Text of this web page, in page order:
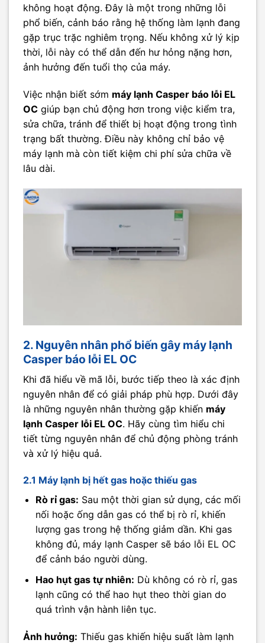
không hoạt động. Đây là một trong những lỗi
phổ biến, cảnh báo rằng hệ thống làm lạnh đang
gặp trục trặc nghiêm trọng. Nếu không xử lý kịp
thời, lỗi này có thể dẫn đến hư hỏng nặng hơn,
ảnh hưởng đến tuổi thọ của máy.
Việc nhận biết sớm máy lạnh Casper báo lỗi EL
OC giúp bạn chủ động hơn trong việc kiểm tra,
sửa chữa, tránh để thiết bị hoạt động trong tình
trạng bất thường. Điều này không chỉ bảo vệ
máy lạnh mà còn tiết kiệm chi phí sửa chữa về
lâu dài.
2. Nguyên nhân phổ biến gây máy lạnh
Casper báo lỗi EL OC
Khi đã hiểu về mã lỗi, bước tiếp theo là xác định
nguyên nhân để có giải pháp phù hợp. Dưới đây
là những nguyên nhân thường gặp khiến máy
lạnh Casper lỗi EL OC. Hãy cùng tìm hiểu chi
tiết từng nguyên nhân để chủ động phòng tránh
và xử lý hiệu quả.
2.1 Máy lạnh bị hết gas hoặc thiếu gas
Rò rỉ gas: Sau một thời gian sử dụng, các mối
nối hoặc ống dẫn gas có thể bị rò rỉ, khiến
lượng gas trong hệ thống giảm dần. Khi gas
không đủ, máy lạnh Casper sẽ báo lỗi EL OC
để cảnh báo người dùng.
Hao hụt gas tự nhiên: Dù không có rò rỉ, gas
lạnh cũng có thể hao hụt theo thời gian do
quá trình vận hành liên tục.
Ảnh hưởng: Thiếu gas khiến hiệu suất làm lạnh